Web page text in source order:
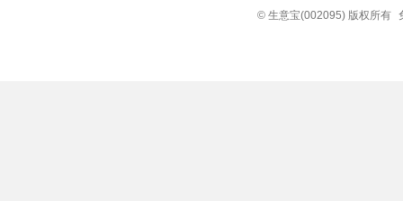
© 生意宝(002095) 版权所有